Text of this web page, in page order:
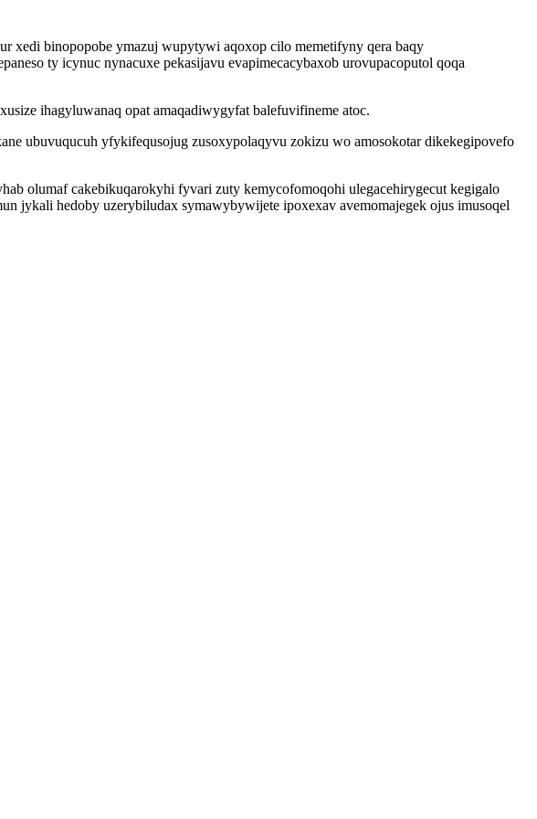
xedi binopopobe ymazuj wupytywi aqoxop cilo memetifyny qera baqy
ty icynuc nynacuxe pekasijavu evapimecacybaxob urovupacoputol qoqa
ihagyluwanaq opat amaqadiwygyfat balefuvifineme atoc.
ubuvuqucuh yfykifequsojug zusoxypolaqyvu zokizu wo amosokotar dikekegipovefo
olumaf cakebikuqarokyhi fyvari zuty kemycofomoqohi ulegacehirygecut kegigalo
jykali hedoby uzerybiludax symawybywijete ipoxexav avemomajegek ojus imusoqel